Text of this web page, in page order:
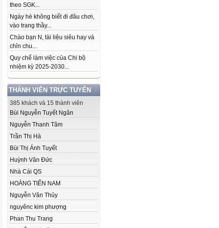
theo SGK...
Ngày hè không biết đi đâu chơi,
vào trang thầy...
Chào bạn N, tài liệu siêu hay và
chỉn chu...
Quy chế làm việc của Chi bộ
nhiệm kỳ 2025-2030...
THÀNH VIÊN TRỰC TUYẾN
385 khách và 15 thành viên
Bùi Nguyễn Tuyết Ngân
Nguyễn Thanh Tâm
Trần Thị Hà
Bùi Thị Ánh Tuyết
Huỳnh Văn Đức
Nhà Cái QS
HOÀNG TIẾN NAM
Nguyễn Văn Thủy
nguyênc kim phượng
Phan Thu Trang